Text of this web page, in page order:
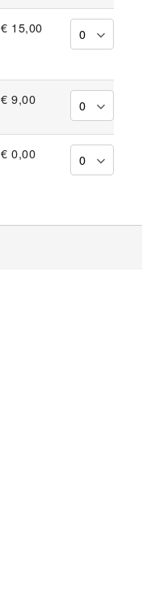
€ 15,00
€ 9,00
€ 0,00